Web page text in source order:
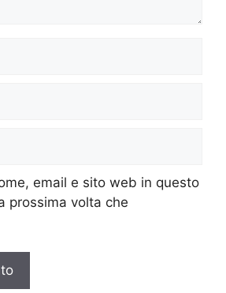
email e sito web in questo
prossima volta che